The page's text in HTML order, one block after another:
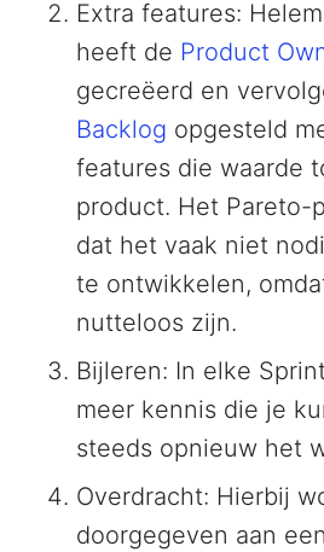
Extra features:
heeft de Product
gecreëerd en
Backlog opgesteld
features die waarde
product. Het
dat het vaak niet
te ontwikkelen,
nutteloos zijn.
Bijleren: In elke
meer kennis die je
steeds opnieuw het
Overdracht: Hierbij
doorgegeven aan